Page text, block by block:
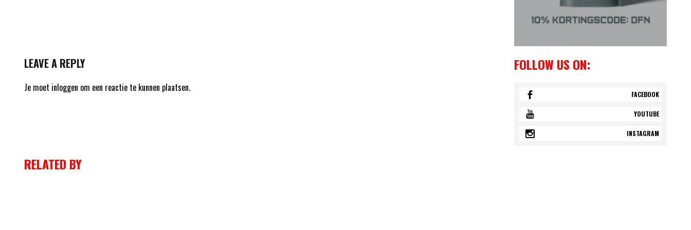
LEAVE A REPLY
Je moet inloggen om een reactie te kunnen plaatsen.
FOLLOW US ON:
FACEBOOK
YOUTUBE
INSTAGRAM
RELATED BY